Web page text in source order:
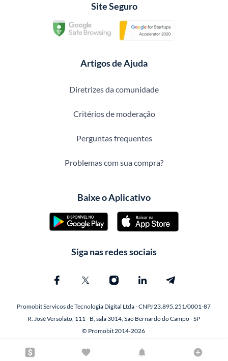
Site Seguro
Artigos de Ajuda
Diretrizes da comunidade
Critérios de moderação
Perguntas frequentes
Problemas com sua compra?
Baixe o Aplicativo
Siga nas redes sociais
Promobit Servicos de Tecnologia Digital Ltda - CNPJ 23.895.251/0001-87
R. José Versolato, 111 - B, sala 3014, São Bernardo do Campo - SP
© Promobit 2014-2026